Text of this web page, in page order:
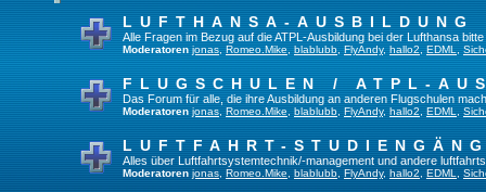
LUFTHANSA-AUSBILDUNG
Alle Fragen im Bezug auf die ATPL-Ausbildung bei der Lufthansa
Moderatoren jonas Romeo.Mike blablubb FlyAndy, hallo2 EDML
FLUGSCHULEN / ATPL-
Das Forum für alle, die ihre Ausbildung an anderen Flugschulen
Moderatoren jonas Romeo.Mike blablubb FlyAndy, hallo2 EDML
LUFTFAHRT-
Alles über Luftfahrtsystemtechnik/-management und andere
Moderatoren jonas Romeo.Mike blablubb FlyAndy, hallo2 EDML